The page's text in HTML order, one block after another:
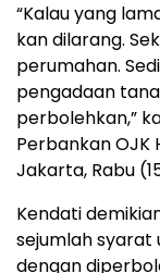
“Kalau yang
kan dilarang.
perumahan.
pengadaan
perbolehkan,”
Perbankan OJK
Jakarta, Rabu
Kendati
sejumlah syarat
dengan